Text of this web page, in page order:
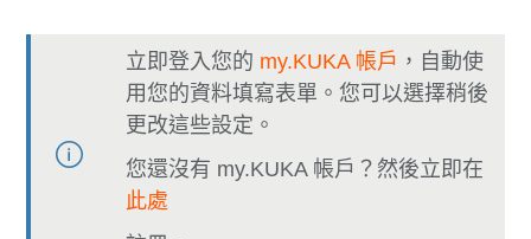
立即登入您的 my.KUKA 帳戶 ，自動使
用您的資料填寫表單。您可以選擇稍後
更改這些設定。
您還沒有 my.KUKA 帳戶？然後立即在
此處